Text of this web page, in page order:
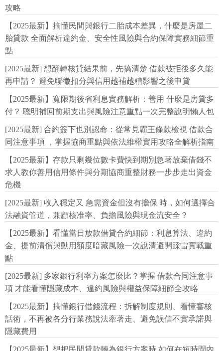
攻略
【2025最新】搞懂民間與銀行二胎成本差異，什麼是房屋二
胎貸款 全面解析違約金、安全性風險與合約保障實務細節重
點
[2025最新] 想翻轉核貸結果前，先搞清楚 借款被拒後多久能
再申請？ 避免聯徵扣分與信用越補越糟影響之後申貸
【2025最新】寬限期後省利息實務解析：善用 什麼是房貸多
付？ 聰明補回前期支出與風險注意重點一次完整說明懶人包
[2025最新] 合約簽下也別認命：從常見霸王條款檢視 借款合
同注意事項 ，掌握協商重點與依法維權實用攻略全解析指南
【2025最新】存款只剩幾位數卡費快到期別急著放棄借錢不
求人教你善用信用條件與分期協商重整財務一步步走出資金
危機
[2025最新] 收入穩定又 急需資金但沒有擔保 時，如何選擇合
法融資管道，兼顧核准率、負擔風險與現金流安全？
【2025最新】看懂當日放款借貸合約細節：利息算法、違約
金、提前清償與動用額度暗藏風險一次說清避開踩雷實戰重
點
[2025最新] 多家銀行利率方案怎麼比？掌握 借款合同注意事
項 才能看懂隱藏成本、違約風險與權益保障細節全攻略
【2025最新】搞懂銀行借錢流程：拆解制度規則、看懂審核
話術，不再被各分行業務說法牽著走、避免誤信不實承諾與
隱藏費用
【2025最新】想把民間貸款轉為銀行方案時 如何在短時間內